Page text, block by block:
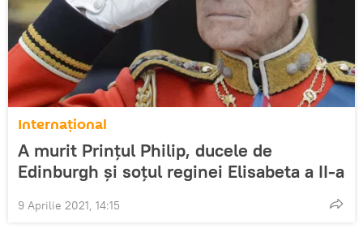
Internaţional
A murit Prințul Philip, ducele de
Edinburgh și soțul reginei Elisabeta a II-a
9 Aprilie 2021, 14:15